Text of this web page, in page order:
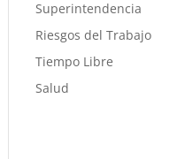
Superintendencia
Riesgos del Trabajo
Tiempo Libre
Salud